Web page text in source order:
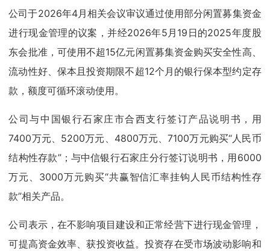
公司于2026年4月相关会议审议通过使用部分闲置募集资金
进行现金管理的议案，并经2026年5月19日的2025年度股
东会批准，可使用不超15亿元闲置募集资金购买安全性高、
流动性好、保本且投资期限不超12个月的银行保本型约定存
款，额度可循环滚动使用。
公司与中国银行石家庄市合西支行签订产品说明书，用
7400万元、5200万元、4800万元、7100万元购买“人民币
结构性存款”；与中信银行石家庄分行签订说明书，用6000
万元、3000万元购买“共赢智信汇率挂钩人民币结构性存
款”相关产品。
公司表示，在不影响项目建设和正常经营下进行现金管理，
可提高资金效率、获投资收益。投资存在受市场波动影响和